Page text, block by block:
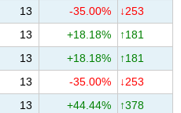
13 -35.00%
↓253
13 +18.18%
↑181
13 +18.18%
↑181
13 -35.00%
↓253
13 +44.44%
↑378